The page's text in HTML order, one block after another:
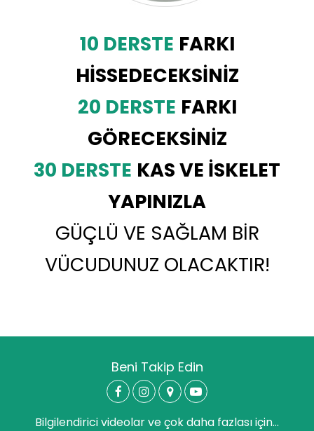
10 DERSTE FARKI
HİSSEDECEKSİNİZ
20 DERSTE FARKI
GÖRECEKSİNİZ
30 DERSTE KAS VE İSKELET
YAPINIZLA
GÜÇLÜ VE SAĞLAM BİR
VÜCUDUNUZ OLACAKTIR!
Beni Takip Edin
Bilgilendirici videolar ve çok daha fazlası için...